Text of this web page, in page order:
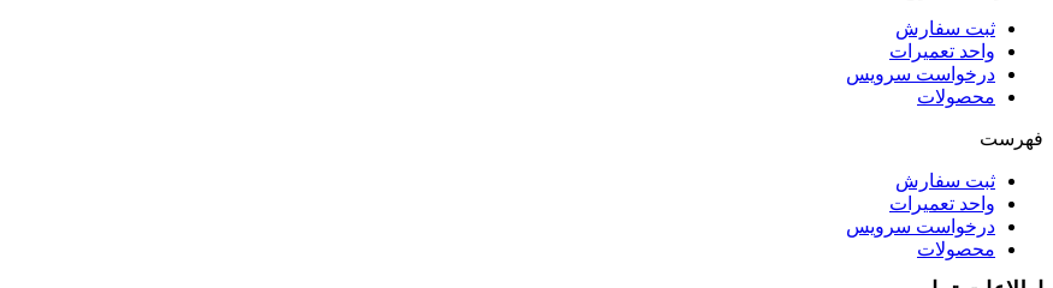
ثبت سفارش
واحد تعمیرات
درخواست سرویس
محصولات
فهرست
ثبت سفارش
واحد تعمیرات
درخواست سرویس
محصولات